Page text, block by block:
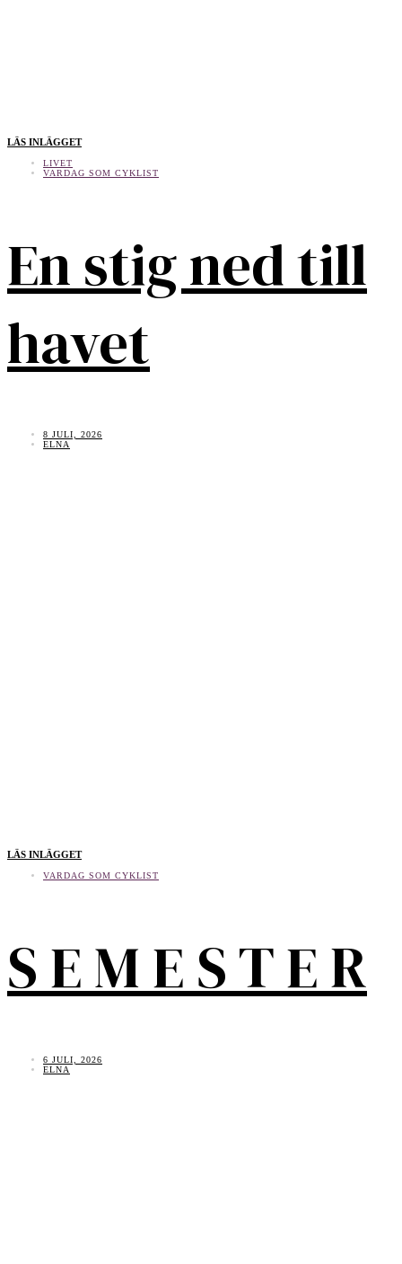
LÄS INLÄGGET
LIVET
VARDAG SOM CYKLIST
En stig ned till
havet
8 JULI, 2026
ELNA
LÄS INLÄGGET
VARDAG SOM CYKLIST
S E M E S T E R
6 JULI, 2026
ELNA